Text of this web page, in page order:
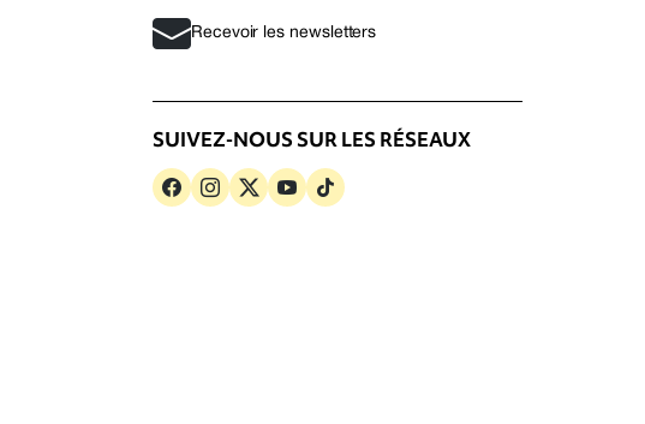
Recevoir les newsletters
SUIVEZ-NOUS SUR LES RÉSEAUX